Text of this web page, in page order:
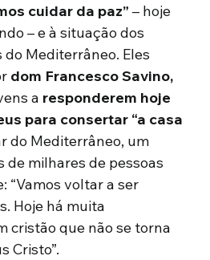
cuidar da paz”– hoje
– e à situação dos
Mediterrâneo. Eles
dom Francesco Savino,
a responderem hoje
para consertar “a casa
do Mediterrâneo, um
de milhares de pessoas
“Vamos voltar a ser
Hoje há muita
cristão que não se torna
Cristo”.